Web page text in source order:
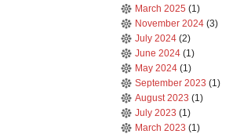
March 2025 (1)
November 2024 (3)
July 2024 (2)
June 2024 (1)
May 2024 (1)
September 2023 (1)
August 2023 (1)
July 2023 (1)
March 2023 (1)